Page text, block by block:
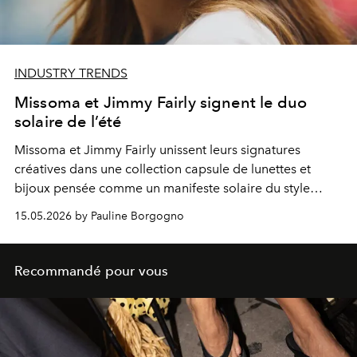
INDUSTRY TRENDS
Missoma et Jimmy Fairly signent le duo
solaire de l’été
Missoma et Jimmy Fairly unissent leurs signatures
créatives dans une collection capsule de lunettes et
bijoux pensée comme un manifeste solaire du style
15.05.2026 by Pauline Borgogno
Recommandé pour vous